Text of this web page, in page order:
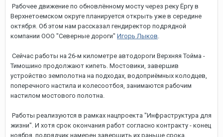
Рабочее движение по обновлённому мосту через реку Ёргу в
Верхнетоемском округе планируется открыть уже в середине
октября. Об этом нам рассказал гендиректор подрядной
компании ООО "Северные дороги" Игорь Лыков.
Сейчас работы на 26-м километре автодороги Верхняя Тойма -
Тимошино продолжают кипеть. Мостовики, завершив
устройство земполотна на подходах, водоприёмных колодцев,
поперечного настила и колесоотбоя, занимаются рабочим
настилом мостового полотна.
Работы реализуются в рамках нацпроекта "Инфраструктура для
жизни". И хотя срок окончания работ согласно контракту - конец
ноября, подрядчик намерен завершить их раньше срока.